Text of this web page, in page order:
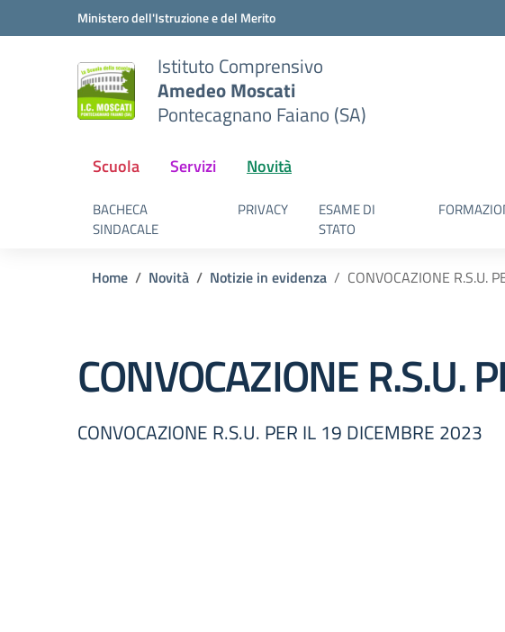
Vai ai contenuti
Vai al menu di navigazioneMinistero dell'Istruzione e del Merito
Istituto Comprensivo
Amedeo Moscati
Pontecagnano Faiano (SA)
Scuola Servizi Novità
BACHECA
SINDACALE
PRIVACY
ESAME DI
STATO
Home Novità Notizie in evidenza CONVOCAZIONE R.S.U.
CONVOCAZIONE R.S.U.
CONVOCAZIONE R.S.U. PER IL 19 DICEMBRE 2023